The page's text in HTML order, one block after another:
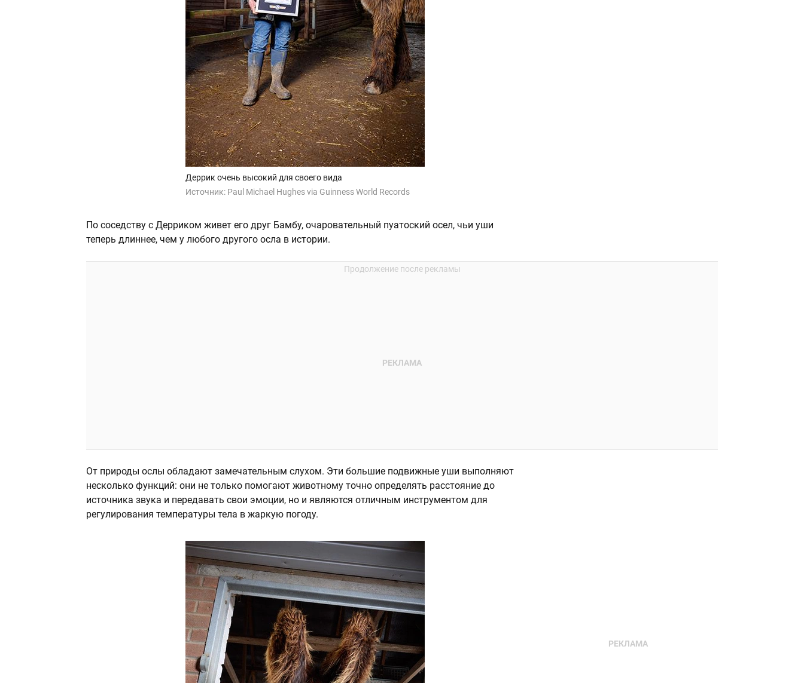
Деррик очень высокий для своего вида
Источник: Paul Michael Hughes via Guinness World Records
По соседству с Дерриком живет его друг Бамбу, очаровательный пуатоский осел, чьи уши
теперь длиннее, чем у любого другого осла в истории.
От природы ослы обладают замечательным слухом. Эти большие подвижные уши выполняют
несколько функций: они не только помогают животному точно определять расстояние до
источника звука и передавать свои эмоции, но и являются отличным инструментом для
регулирования температуры тела в жаркую погоду.